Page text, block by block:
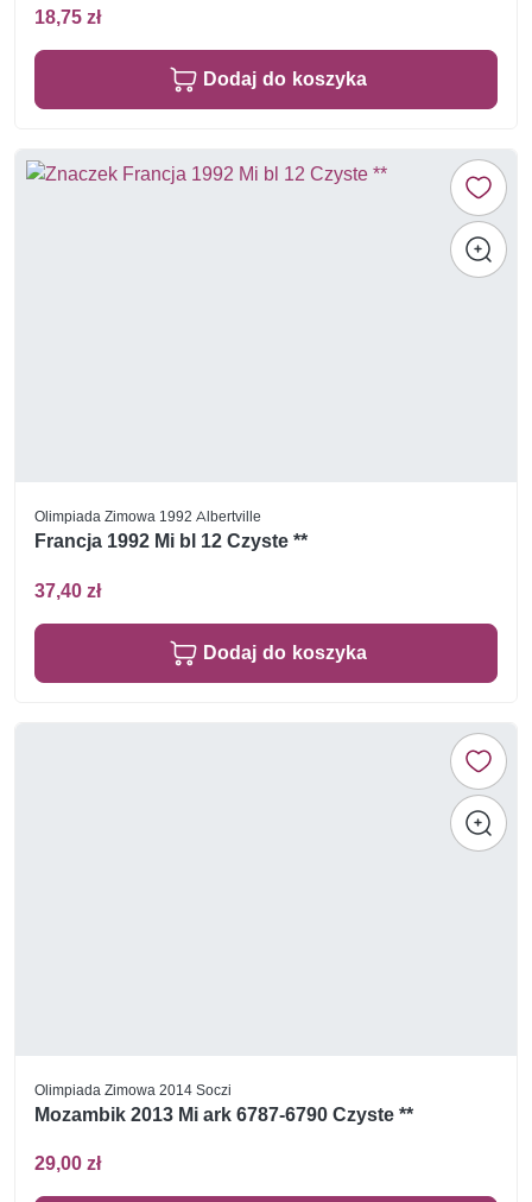
18,75 zł
Dodaj do koszyka
Olimpiada Zimowa 1992 Albertville
Francja 1992 Mi bl 12 Czyste **
37,40 zł
Dodaj do koszyka
Olimpiada Zimowa 2014 Soczi
Mozambik 2013 Mi ark 6787-6790 Czyste **
29,00 zł